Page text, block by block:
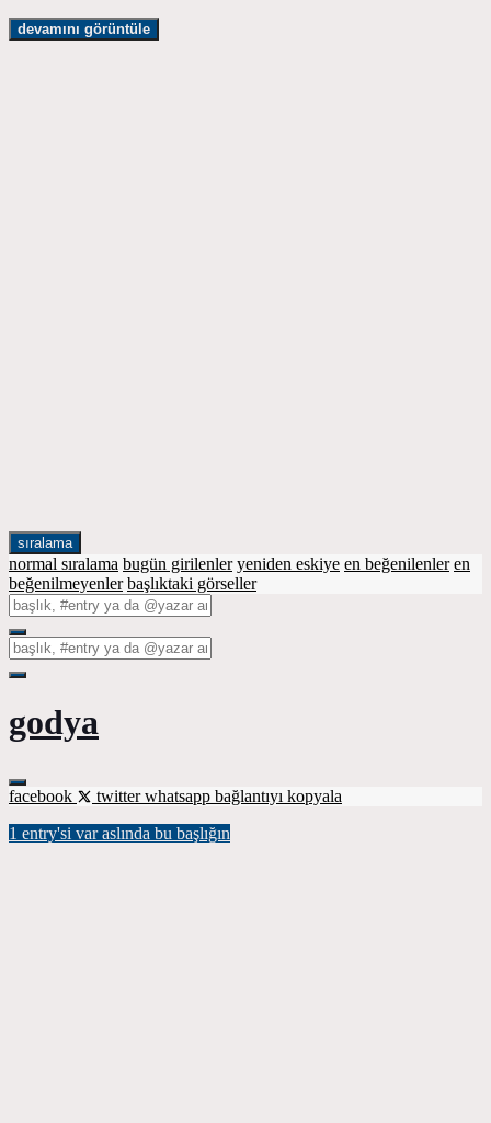
devamını görüntüle
sıralama
normal sıralama bugün girilenler yeniden eskiye en beğenilenler en
beğenilmeyenler başlıktaki görseller
godya
facebook twitterwhatsapp bağlantıyı kopyala
1 entry'si var aslında bu başlığın